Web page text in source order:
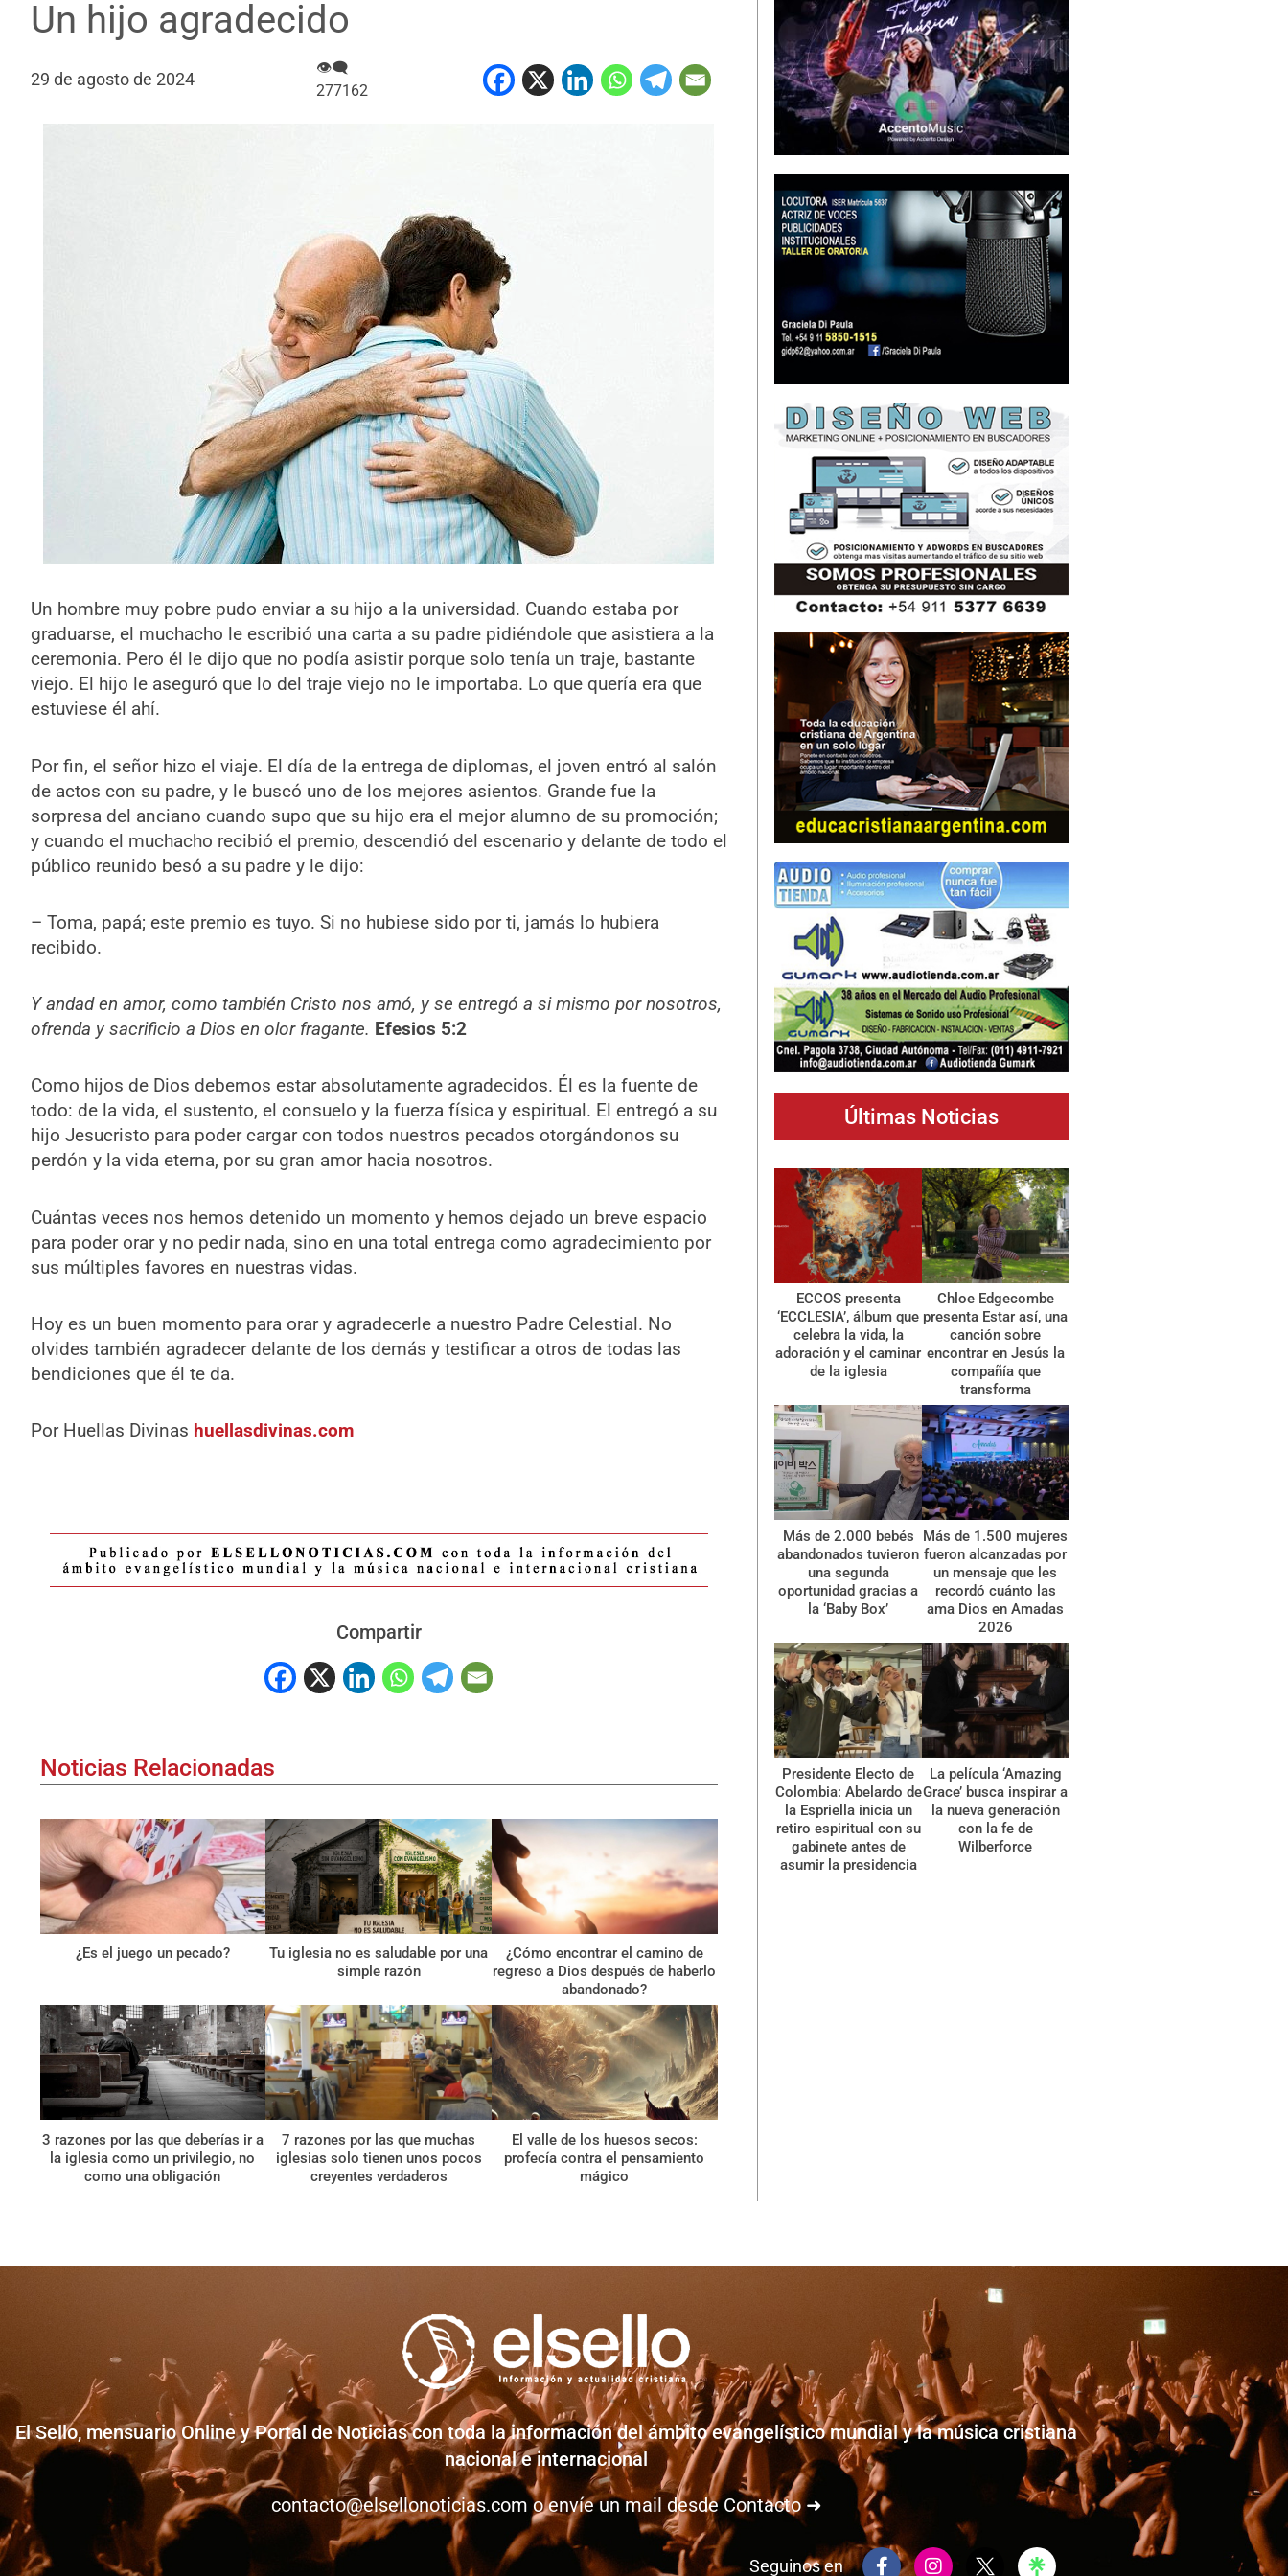
Un hijo agradecido
29 de agosto de 2024
👁‍🗨
277162
Un hombre muy pobre pudo enviar a su hijo a la universidad. Cuando estaba por
graduarse, el muchacho le escribió una carta a su padre pidiéndole que asistiera a la
ceremonia. Pero él le dijo que no podía asistir porque solo tenía un traje, bastante
viejo. El hijo le aseguró que lo del traje viejo no le importaba. Lo que quería era que
estuviese él ahí.
Por fin, el señor hizo el viaje. El día de la entrega de diplomas, el joven entró al salón
de actos con su padre, y le buscó uno de los mejores asientos. Grande fue la
sorpresa del anciano cuando supo que su hijo era el mejor alumno de su promoción;
y cuando el muchacho recibió el premio, descendió del escenario y delante de todo el
público reunido besó a su padre y le dijo:
– Toma, papá; este premio es tuyo. Si no hubiese sido por ti, jamás lo hubiera
recibido.
Y andad en amor, como también Cristo nos amó, y se entregó a si mismo por nosotros,
ofrenda y sacrificio a Dios en olor fragante. Efesios 5:2
Como hijos de Dios debemos estar absolutamente agradecidos. Él es la fuente de
todo: de la vida, el sustento, el consuelo y la fuerza física y espiritual. El entregó a su
hijo Jesucristo para poder cargar con todos nuestros pecados otorgándonos su
perdón y la vida eterna, por su gran amor hacia nosotros.
Cuántas veces nos hemos detenido un momento y hemos dejado un breve espacio
para poder orar y no pedir nada, sino en una total entrega como agradecimiento por
sus múltiples favores en nuestras vidas.
Hoy es un buen momento para orar y agradecerle a nuestro Padre Celestial. No
olvides también agradecer delante de los demás y testificar a otros de todas las
bendiciones que él te da.
Por Huellas Divinas huellasdivinas.com
Compartir
Noticias Relacionadas
¿Es el juego un pecado?
Tu iglesia no es saludable por una
simple razón
¿Cómo encontrar el camino de
regreso a Dios después de haberlo
abandonado?
3 razones por las que deberías ir a
la iglesia como un privilegio, no
como una obligación
7 razones por las que muchas
iglesias solo tienen unos pocos
creyentes verdaderos
El valle de los huesos secos:
profecía contra el pensamiento
mágico
Últimas Noticias
ECCOS presenta
‘ECCLESIA’, álbum que
celebra la vida, la
adoración y el caminar
de la iglesia
Chloe Edgecombe
presenta Estar así, una
canción sobre
encontrar en Jesús la
compañía que
transforma
Más de 2.000 bebés
abandonados tuvieron
una segunda
oportunidad gracias a
la ‘Baby Box’
Más de 1.500 mujeres
fueron alcanzadas por
un mensaje que les
recordó cuánto las
ama Dios en Amadas
2026
Presidente Electo de
Colombia: Abelardo de
la Espriella inicia un
retiro espiritual con su
gabinete antes de
asumir la presidencia
La película ‘Amazing
Grace’ busca inspirar a
la nueva generación
con la fe de
Wilberforce
El Sello, mensuario Online y Portal de Noticias con toda la información del ámbito evangelístico mundial y la música cristiana
nacional e internacional
contacto@elsellonoticias.como envíe un mail desdeContacto ➜
Seguinos en
F
I